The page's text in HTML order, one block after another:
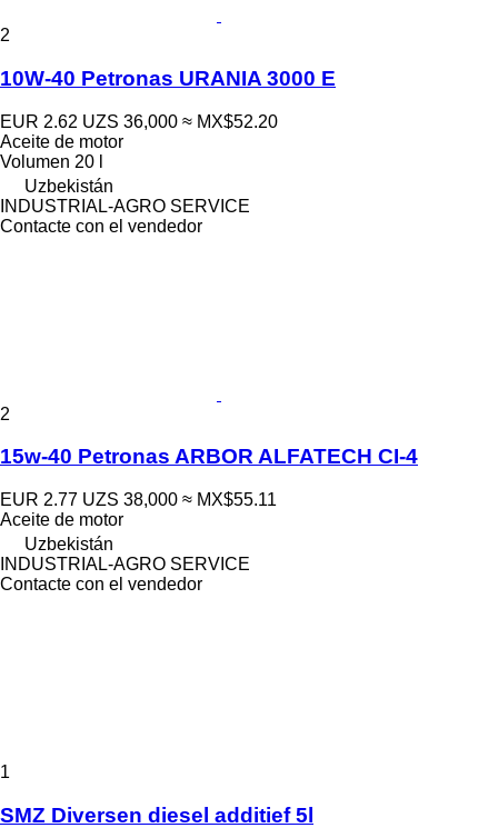
2
10W-40 Petronas URANIA 3000 E
EUR 2.62 UZS 36,000 ≈ MX$52.20
Aceite de motor
Volumen 20 l
Uzbekistán
INDUSTRIAL-AGRO SERVICE
Contacte con el vendedor
2
15w-40 Petronas ARBOR ALFATECH CI-4
EUR 2.77 UZS 38,000 ≈ MX$55.11
Aceite de motor
Uzbekistán
INDUSTRIAL-AGRO SERVICE
Contacte con el vendedor
1
SMZ Diversen diesel additief 5l